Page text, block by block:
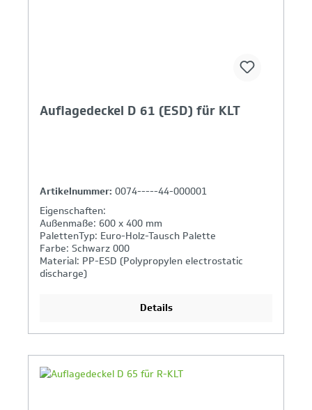
Auflagedeckel D 61 (ESD) für KLT
Artikelnummer: 0074-----44-000001
Eigenschaften:
Außenmaße: 600 x 400 mm
PalettenTyp: Euro-Holz-Tausch Palette
Farbe: Schwarz 000
Material: PP-ESD (Polypropylen electrostatic
discharge)
Details
Ihr Produktvergleich ist voll